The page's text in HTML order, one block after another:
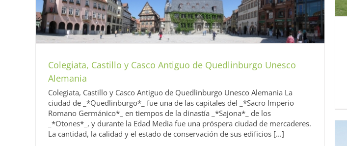
Colegiata, Castillo y Casco Antiguo de Quedlinburgo Unesco
Alemania
Colegiata, Castillo y Casco Antiguo de Quedlinburgo Unesco Alemania La
ciudad de _*Quedlinburgo*_ fue una de las capitales del _*Sacro Imperio
Romano Germánico*_ en tiempos de la dinastía _*Sajona*_ de los
_*Otones*_, y durante la Edad Media fue una próspera ciudad de mercaderes.
La cantidad, la calidad y el estado de conservación de sus edificios [...]